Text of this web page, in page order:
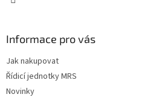
Informace pro vás
Jak nakupovat
Řídicí jednotky MRS
Novinky